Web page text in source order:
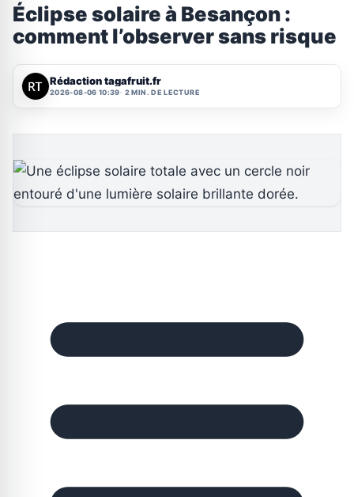
Éclipse solaire à Besançon :
comment l’observer sans risque
Rédaction tagafruit.fr
2026-08-06 10:39 2 MIN. DE LECTURE